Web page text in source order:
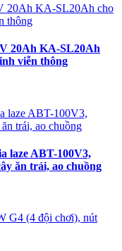
20Ah KA-SL20Ah
viễn thông
laze ABT-100V3,
ăn trái, ao chuồng